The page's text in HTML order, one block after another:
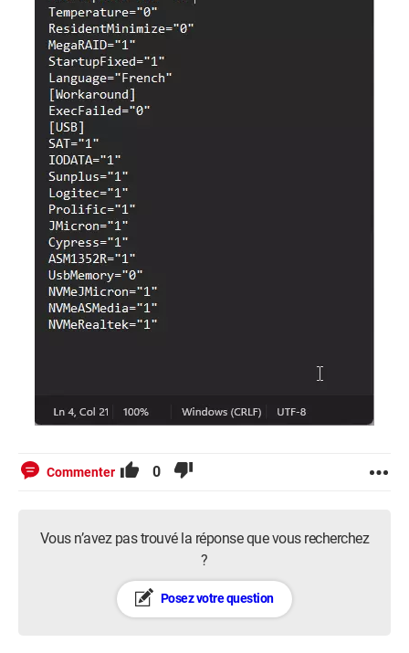
Commenter 0
Vous n’avez pas trouvé la réponse que vous recherchez
?
Posez votre question